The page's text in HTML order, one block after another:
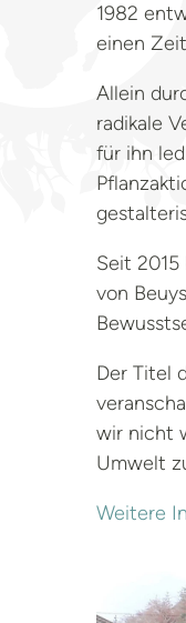
Foto: DASMAXIMUM
1982
einen
Allein
radikale
für ihn
Seit
von
Der Titel
wir nicht
Umwelt
Weitere